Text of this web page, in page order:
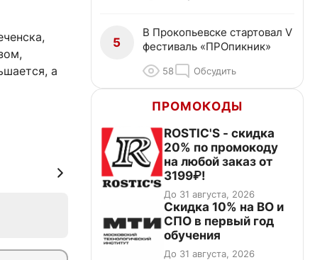
а
5
В Прокопьевске стартовал V
фестиваль «ПРОпикник»
58 Обсудить
ПРОМОКОДЫ
ROSTIC'S - скидка
20% по промокоду
на любой заказ от
3199₽!
До 31 августа, 2026
Скидка 10% на ВО и
СПО в первый год
обучения
До 31 августа, 2026